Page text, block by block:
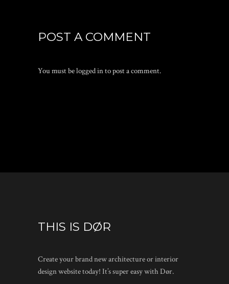
POST A COMMENT
You must belogged into post a comment.
THIS IS DØR
Create your brand new architecture or interior
design website today! It’s super easy with Dør.